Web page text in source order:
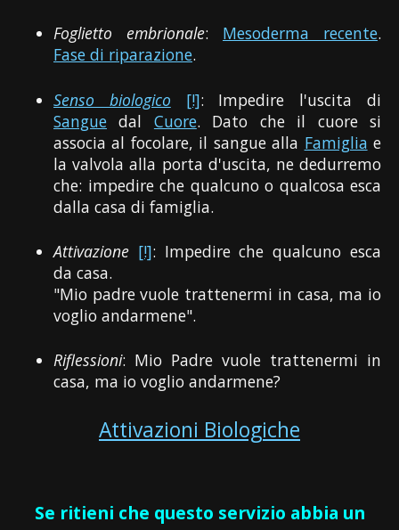
Foglietto embrionale: Mesoderma recente.
Fase di riparazione.
Senso biologico [!]: Impedire l'uscita di
Sangue dal Cuore. Dato che il cuore si
associa al focolare, il sangue alla Famiglia e
la valvola alla porta d'uscita, ne dedurremo
che: impedire che qualcuno o qualcosa esca
dalla casa di famiglia.
Attivazione [!]: Impedire che qualcuno esca
da casa.
"Mio padre vuole trattenermi in casa, ma io
voglio andarmene".
Riflessioni: Mio Padre vuole trattenermi in
casa, ma io voglio andarmene?
Attivazioni Biologiche
Se ritieni che questo servizio abbia un